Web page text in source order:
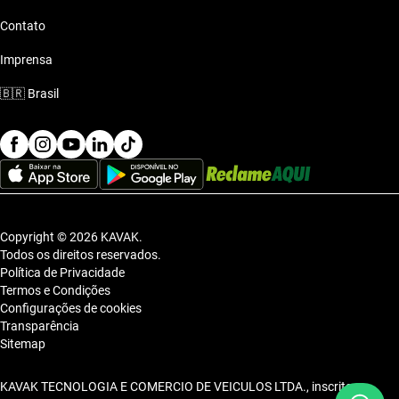
Contato
Imprensa
🇧🇷 Brasil
Copyright © 2026 KAVAK.
Todos os direitos reservados.
Política de Privacidade
Termos e Condições
Configurações de cookies
Transparência
Sitemap
KAVAK TECNOLOGIA E COMERCIO DE VEICULOS LTDA., inscrita no